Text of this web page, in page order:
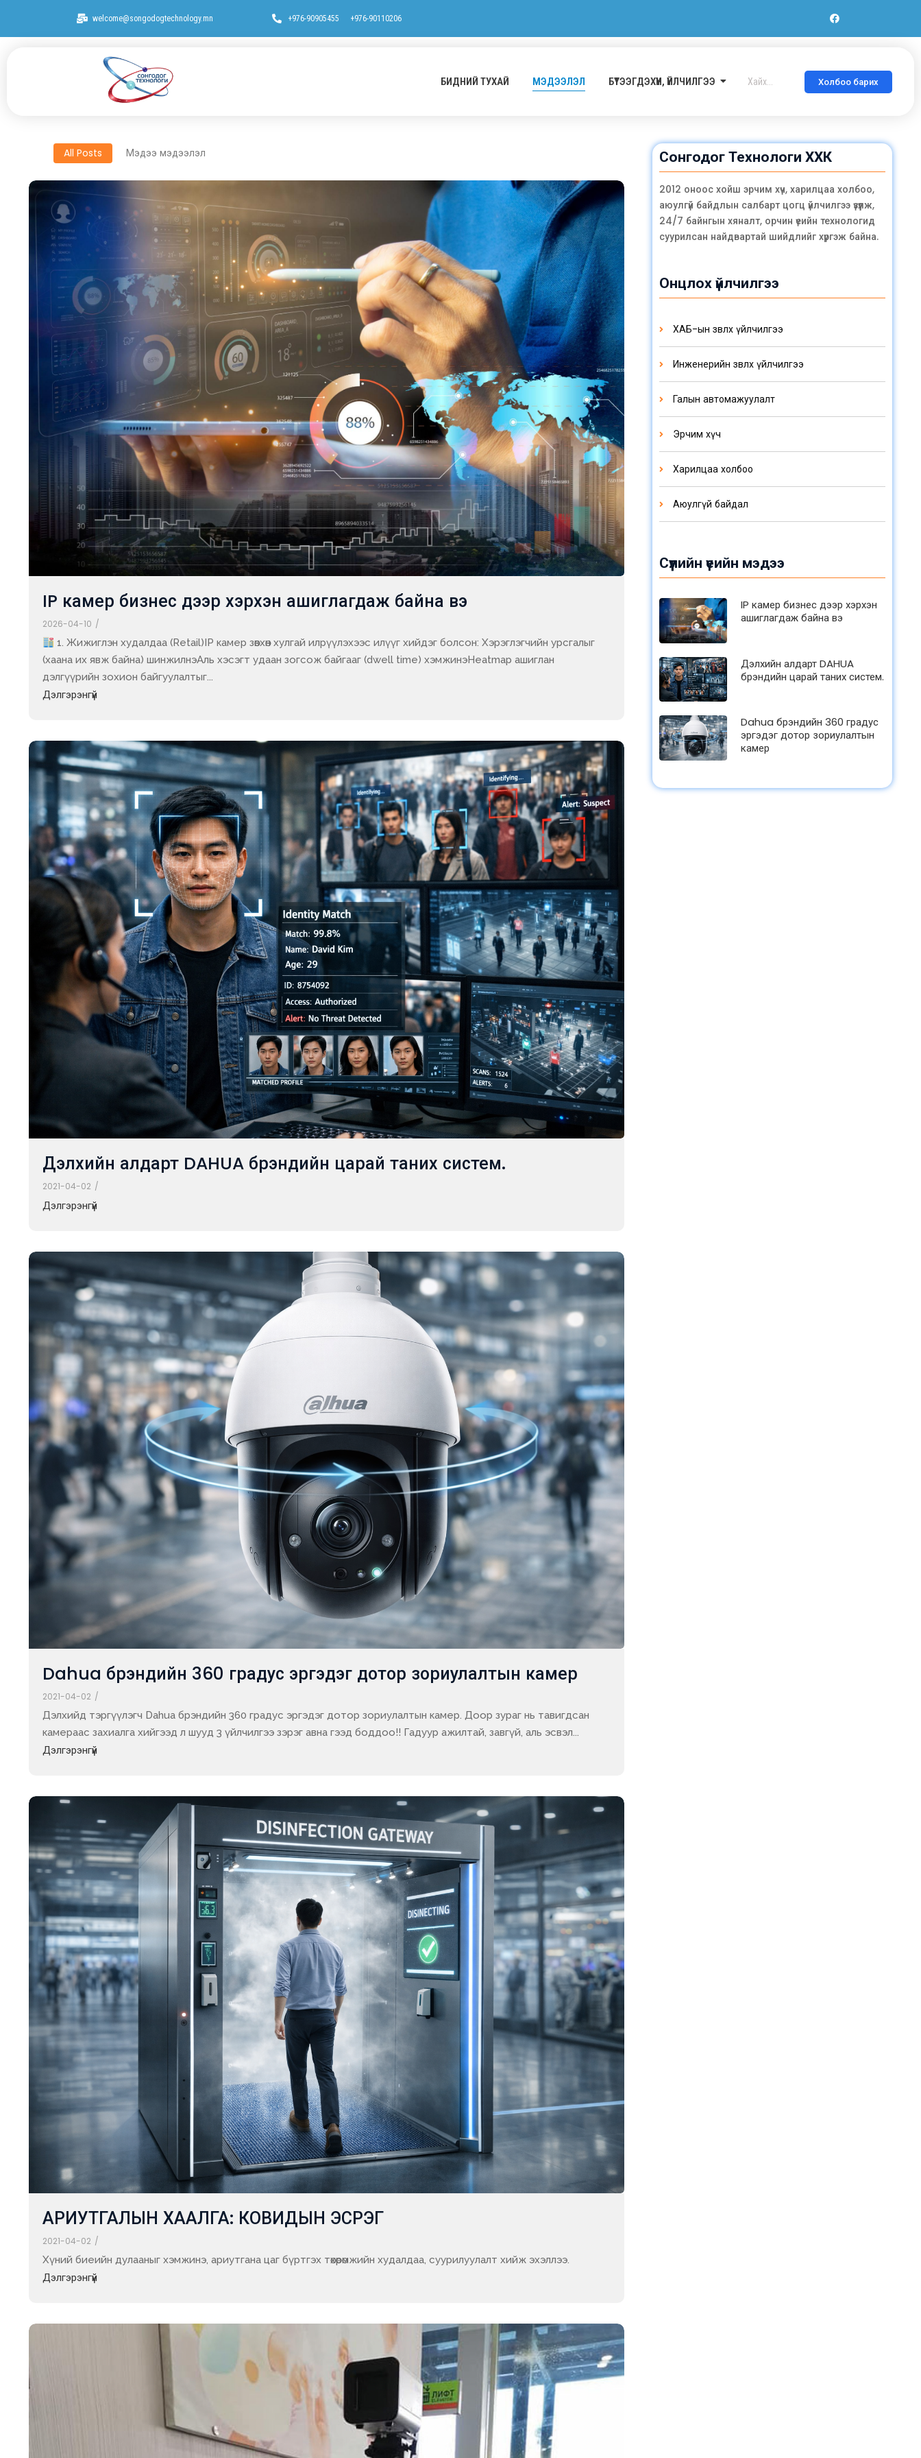
welcome@songodogtechnology.mn +976-90905455 +976-90110206
БИДНИЙ ТУХАЙ МЭДЭЭЛЭЛ БҮТЭЭГДЭХҮҮН, ҮЙЛЧИЛГЭЭ Холбоо барих
All Posts Мэдээ мэдээлэл
IP камер бизнес дээр хэрхэн ашиглагдаж байна вэ
2026-04-10 /
1. Жижиглэн худалдаа (Retail)IP камер зөвхөн хулгай илрүүлэхээс илүүг хийдэг болсон: Хэрэглэгчийн урсгалыг
(хаана их явж байна) шинжилнэАль хэсэгт удаан зогсож байгааг (dwell time) хэмжинэHeatmap ашиглан
дэлгүүрийн зохион байгуулалтыг...
Дэлгэрэнгүй
Дэлхийн алдарт DAHUA брэндийн царай таних систем.
2021-04-02 /
Дэлгэрэнгүй
Dahua брэндийн 360 градус эргэдэг дотор зориулалтын камер
2021-04-02 /
Дэлхийд тэргүүлэгч Dahua брэндийн 360 градус эргэдэг дотор зориулалтын камер. Доор зураг нь тавигдсан
камераас захиалга хийгээд л шууд 3 үйлчилгээ зэрэг авна гээд боддоо!! Гадуур ажилтай, завгүй, аль эсвэл...
Дэлгэрэнгүй
АРИУТГАЛЫН ХААЛГА: КОВИДЫН ЭСРЭГ
2021-04-02 /
Хүний биеийн дулааныг хэмжинэ, ариутгана цаг бүртгэх төхөөрөмжийн худалдаа, суурилуулалт хийж эхэллээ.
Дэлгэрэнгүй
Сонгодог Технологи ХХК
2012 оноос хойш эрчим хүч, харилцаа холбоо,
аюулгүй байдлын салбарт цогц үйлчилгээ үзүүлж,
24/7 байнгын хяналт, орчин үеийн технологид
суурилсан найдвартай шийдлийг хүргэж байна.
Онцлох үйлчилгээ
ХАБ-ын зөвлөх үйлчилгээ
Инженерийн зөвлөх үйлчилгээ
Галын автомажуулалт
Эрчим хүч
Харилцаа холбоо
Аюулгүй байдал
Сүүлийн үеийн мэдээ
IP камер бизнес дээр хэрхэн
ашиглагдаж байна вэ
Дэлхийн алдарт DAHUA
брэндийн царай таних систем.
Dahua брэндийн 360 градус
эргэдэг дотор зориулалтын
камер